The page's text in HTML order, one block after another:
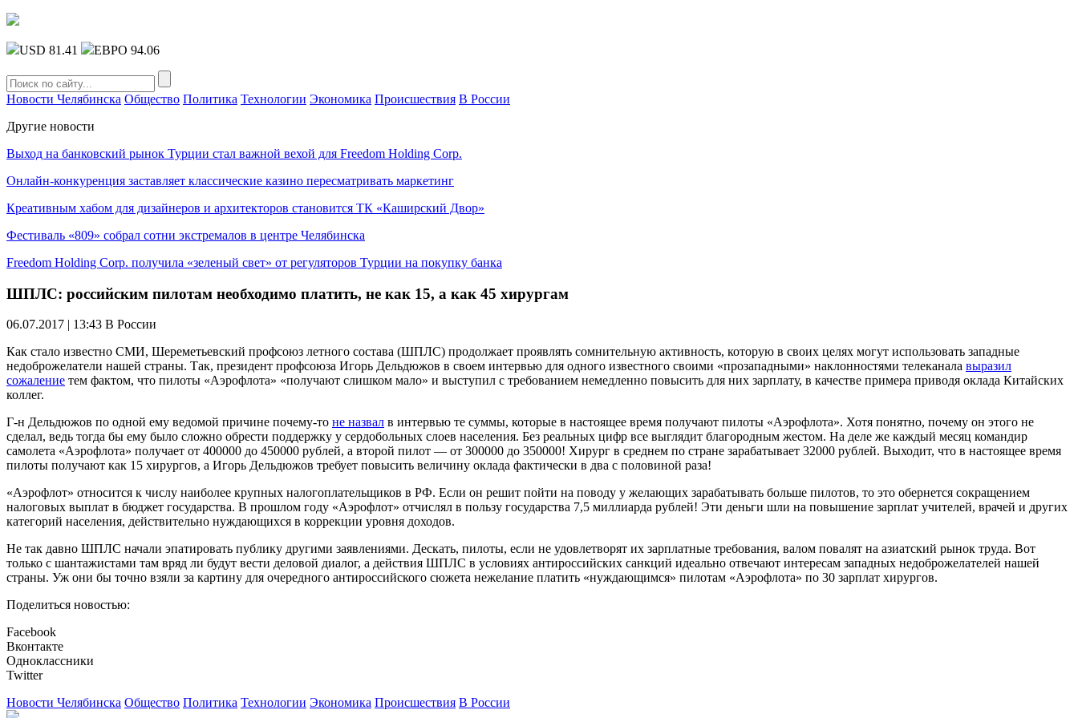
USD 81.41 ЕВРО 94.06
Новости Челябинска Общество Политика Технологии Экономика Происшествия В России
Другие новости
Выход на банковский рынок Турции стал важной вехой для Freedom Holding Corp.
Онлайн-конкуренция заставляет классические казино пересматривать маркетинг
Креативным хабом для дизайнеров и архитекторов становится ТК «Каширский Двор»
Фестиваль «809» собрал сотни экстремалов в центре Челябинска
Freedom Holding Corp. получила «зеленый свет» от регуляторов Турции на покупку банка
ШПЛС: российским пилотам необходимо платить, не как 15, а как 45 хирургам
06.07.2017 | 13:43 В России
Как стало известно СМИ, Шереметьевский профсоюз летного состава (ШПЛС) продолжает проявлять сомнительную активность, которую в своих целях могут использовать западные
недоброжелатели нашей страны. Так, президент профсоюза Игорь Дельдюжов в своем интервью для одного известного своими «прозападными» наклонностями телеканала выразил
сожаление тем фактом, что пилоты «Аэрофлота» «получают слишком мало» и выступил с требованием немедленно повысить для них зарплату, в качестве примера приводя оклада Китайских
коллег.
Г-н Дельдюжов по одной ему ведомой причине почему-то не назвал в интервью те суммы, которые в настоящее время получают пилоты «Аэрофлота». Хотя понятно, почему он этого не
сделал, ведь тогда бы ему было сложно обрести поддержку у сердобольных слоев населения. Без реальных цифр все выглядит благородным жестом. На деле же каждый месяц командир
самолета «Аэрофлота» получает от 400000 до 450000 рублей, а второй пилот — от 300000 до 350000! Хирург в среднем по стране зарабатывает 32000 рублей. Выходит, что в настоящее время
пилоты получают как 15 хирургов, а Игорь Дельдюжов требует повысить величину оклада фактически в два с половиной раза!
«Аэрофлот» относится к числу наиболее крупных налогоплательщиков в РФ. Если он решит пойти на поводу у желающих зарабатывать больше пилотов, то это обернется сокращением
налоговых выплат в бюджет государства. В прошлом году «Аэрофлот» отчислял в пользу государства 7,5 миллиарда рублей! Эти деньги шли на повышение зарплат учителей, врачей и других
категорий населения, действительно нуждающихся в коррекции уровня доходов.
Не так давно ШПЛС начали эпатировать публику другими заявлениями. Дескать, пилоты, если не удовлетворят их зарплатные требования, валом повалят на азиатский рынок труда. Вот
только с шантажистами там вряд ли будут вести деловой диалог, а действия ШПЛС в условиях антироссийских санкций идеально отвечают интересам западных недоброжелателей нашей
страны. Уж они бы точно взяли за картину для очередного антироссийского сюжета нежелание платить «нуждающимся» пилотам «Аэрофлота» по 30 зарплат хирургов.
Поделиться новостью:
Facebook
Вконтакте
Одноклассники
Twitter
Новости Челябинска Общество Политика Технологии Экономика Происшествия В России